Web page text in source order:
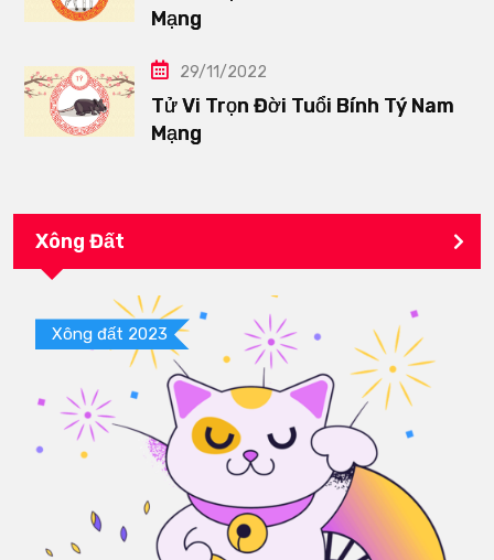
Mạng
29/11/2022
Tử Vi Trọn Đời Tuổi Bính Tý Nam
Mạng
Xông Đất
Xông đất 2023